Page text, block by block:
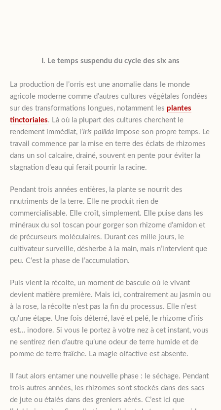
I. Le temps suspendu du cycle des six ans
La production de l’orris est une anomalie dans le monde
agricole moderne comme d’autres cultures végétales fondées
sur des transformations longues, notamment les plantes
tinctoriales. Là où la plupart des cultures cherchent le
rendement immédiat, l’Iris pallida impose son propre temps. Le
travail commence par la mise en terre des éclats de rhizomes
dans un sol calcaire, drainé, souvent en pente pour éviter la
stagnation d’eau qui ferait pourrir la racine.
Pendant trois années entières, la plante se nourrit des
nnutriments de la terre. Elle ne produit rien de
commercialisable. Elle croît, simplement. Elle puise dans les
minéraux du sol toscan pour gorger son rhizome d’amidon et
de précurseurs moléculaires. Durant ces mille jours, le
cultivateur surveille, désherbe à la main, mais n’intervient que
peu. C’est la phase de l’accumulation.
Puis vient la récolte, un moment de bascule où le vivant
devient matière première. Mais ici, contrairement au jasmin ou
à la rose, la récolte n’est pas la fin du processus. Elle n’est
qu’une étape. Une fois déterré, lavé et pelé, le rhizome d’iris
est… inodore. Si vous le portez à votre nez à cet instant, vous
ne sentirez rien d’autre qu’une odeur de terre humide et de
pomme de terre fraîche. La magie olfactive est absente.
Il faut alors entamer une nouvelle phase : le séchage. Pendant
trois autres années, les rhizomes sont stockés dans des sacs
de jute ou étalés dans des greniers aérés. C’est ici que